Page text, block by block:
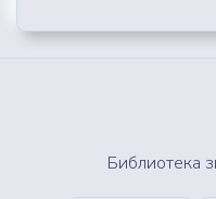
Библиотека